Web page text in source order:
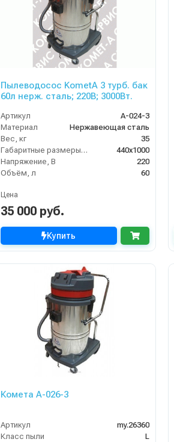
Пылеводосос KometA 3 турб. бак
60л нерж. сталь; 220В; 3000Вт.
Артикул
A-024-3
Материал
Нержавеющая сталь
Вес, кг
35
Габаритные размеры, мм
440x1000
Напряжение, В
220
Объём, л
60
Цена
35 000 руб.
Купить
Комета А-026-3
Артикул
my.26360
Класс пыли
L